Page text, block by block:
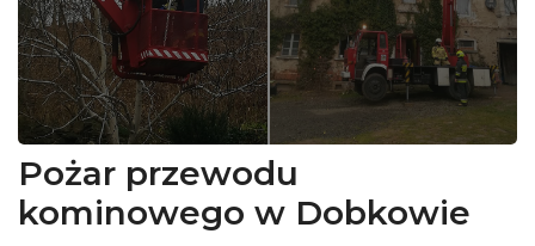
Pożar przewodu
kominowego w Dobkowie